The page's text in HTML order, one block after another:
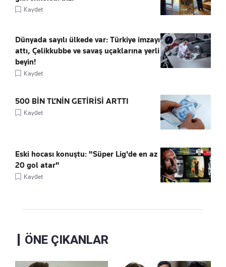
Kaydet
Dünyada sayılı ülkede var: Türkiye imzayı
attı, Çelikkubbe ve savaş uçaklarına yerli
beyin!
Kaydet
500 BİN TL’NİN GETİRİSİ ARTTI
Kaydet
Eski hocası konuştu: "Süper Lig'de en az
20 gol atar"
Kaydet
ÖNE ÇIKANLAR